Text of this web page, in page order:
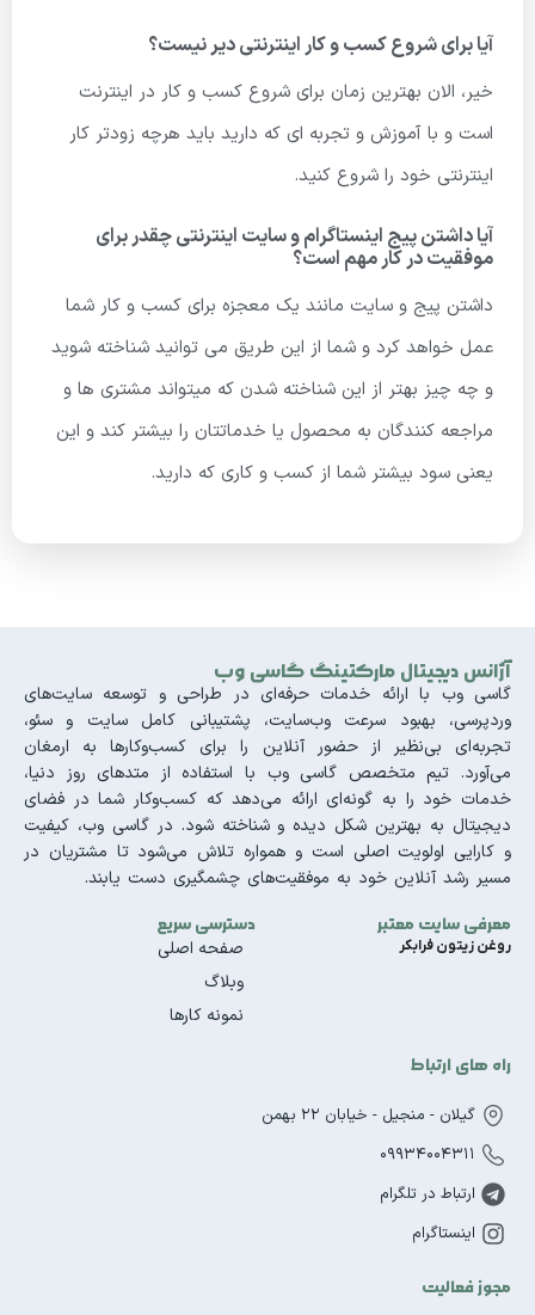
آیا برای شروع کسب و کار اینترنتی دیر نیست؟
خیر، الان بهترین زمان برای شروع کسب و کار در اینترنت
است و با آموزش و تجربه ای که دارید باید هرچه زودتر کار
اینترنتی خود را شروع کنید.
آیا داشتن پیج اینستاگرام و سایت اینترنتی چقدر برای
موفقیت در کار مهم است؟
داشتن پیج و سایت مانند یک معجزه برای کسب و کار شما
عمل خواهد کرد و شما از این طریق می توانید شناخته شوید
و چه چیز بهتر از این شناخته شدن که میتواند مشتری ها و
مراجعه کنندگان به محصول یا خدماتتان را بیشتر کند و این
یعنی سود بیشتر شما از کسب و کاری که دارید.
آژانس دیجیتال مارکتینگ گاسی وب
گاسی وب با ارائه خدمات حرفه‌ای در طراحی و توسعه سایت‌های
وردپرسی، بهبود سرعت وب‌سایت، پشتیبانی کامل سایت و سئو،
تجربه‌ای بی‌نظیر از حضور آنلاین را برای کسب‌وکارها به ارمغان
می‌آورد. تیم متخصص گاسی وب با استفاده از متدهای روز دنیا،
خدمات خود را به گونه‌ای ارائه می‌دهد که کسب‌وکار شما در فضای
دیجیتال به بهترین شکل دیده و شناخته شود. در گاسی وب، کیفیت
و کارایی اولویت اصلی است و همواره تلاش می‌شود تا مشتریان در
مسیر رشد آنلاین خود به موفقیت‌های چشمگیری دست یابند.
معرفی سایت معتبر
روغن زیتون فرابکر
دسترسی سریع
صفحه اصلی
وبلاگ
نمونه کارها
راه های ارتباط
گیلان - منجیل - خیابان 22 بهمن
09934004311
ارتباط در تلگرام
اینستاگرام
مجوز فعالیت